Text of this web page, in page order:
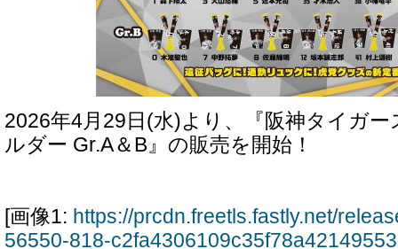
2026年4月29日(水)より、『阪神タイガ
ルダー Gr.A＆B』の販売を開始！
[画像1: https://prcdn.freetls.fastly.net/
56550-818-